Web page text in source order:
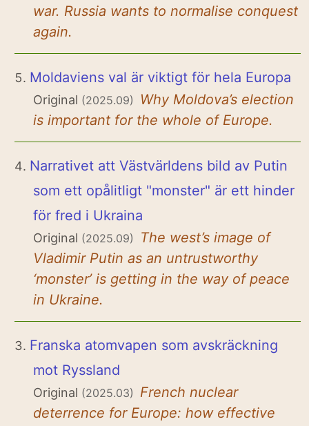
war. Russia wants to normalise conquest
again.
Moldaviens val är viktigt för hela Europa
Original (2025.09)
Why Moldova’s election
is important for the whole of Europe.
Narrativet att Västvärldens bild av Putin
som ett opålitligt "monster" är ett hinder
för fred i Ukraina
Original (2025.09)
The west’s image of
Vladimir Putin as an untrustworthy
‘monster’ is getting in the way of peace
in Ukraine.
Franska atomvapen som avskräckning
mot Ryssland
Original (2025.03) French nuclear
deterrence for Europe: how effective